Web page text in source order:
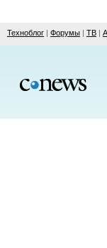
Техноблог | Форумы | ТВ |